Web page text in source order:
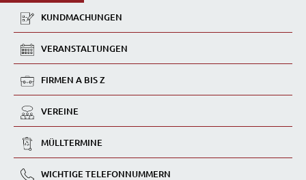
KUNDMACHUNGEN
VERANSTALTUNGEN
FIRMEN A BIS Z
VEREINE
MÜLLTERMINE
WICHTIGE TELEFONNUMMERN